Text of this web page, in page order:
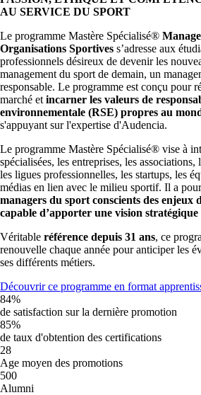
AU SERVICE DU SPORT
Le programme Mastère Spécialisé®
Organisations Sportives s’adresse aux
professionnels désireux de devenir les
management du sport de demain, un
responsable. Le programme est conçu pour
marché et incarner les valeurs de
environnementale (RSE) propres au
s'appuyant sur l'expertise d'Audencia.
Le programme Mastère Spécialisé® vise à
spécialisées, les entreprises, les
les ligues professionnelles, les startups, les
médias en lien avec le milieu sportif. Il a
managers du sport conscients des enjeux
capable d’apporter une vision
Véritable référence depuis 31 ans, ce
renouvelle chaque année pour anticiper les
ses différents métiers.
Découvrir ce programme en format
84%
de satisfaction sur la dernière promotion
85%
de taux d'obtention des certifications
28
Age moyen des promotions
500
Alumni